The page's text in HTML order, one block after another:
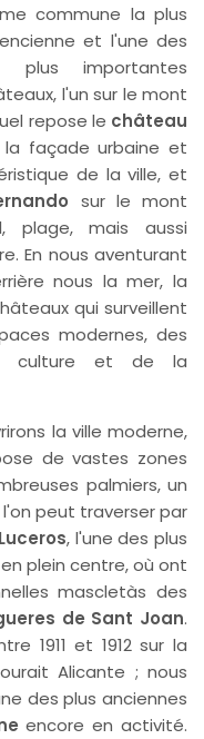
commune la plus
et l'une des
plus importantes
l'un sur le mont
repose le château
façade urbaine et
de la ville, et
sur le mont
plage, mais aussi
En nous aventurant
nous la mer, la
qui surveillent
modernes, des
culture et de la
la ville moderne,
de vastes zones
palmiers, un
peut traverser par
, l'une des plus
plein centre, où ont
mascletàs des
de Sant Joan.
1911 et 1912 sur la
Alicante ; nous
des plus anciennes
encore en activité.